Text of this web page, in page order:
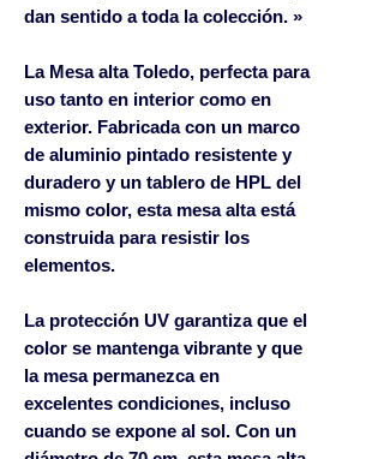
dan sentido a toda la colección. »
La Mesa alta Toledo, perfecta para
uso tanto en interior como en
exterior. Fabricada con un marco
de aluminio pintado resistente y
duradero y un tablero de HPL del
mismo color, esta mesa alta está
construida para resistir los
elementos.
La protección UV garantiza que el
color se mantenga vibrante y que
la mesa permanezca en
excelentes condiciones, incluso
cuando se expone al sol. Con un